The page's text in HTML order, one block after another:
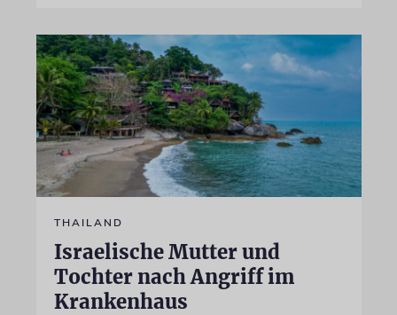
THAILAND
Israelische Mutter und
Tochter nach Angriff im
Krankenhaus